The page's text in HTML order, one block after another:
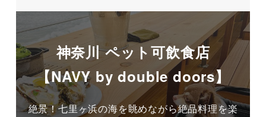
神奈川 ペット可飲食店
【NAVY by double doors】
絶景！七里ヶ浜の海を眺めながら絶品料理を楽